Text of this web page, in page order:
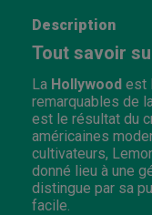
Description
Tout savoir
La Hollywood est
remarquables de
est le résultat du
américaines
cultivateurs,
donné lieu à une
distingue par sa
facile.